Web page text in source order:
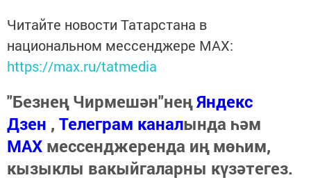
Читайте новости Татарстана в
национальном мессенджере MАХ:
https://max.ru/tatmedia
"Безнең Чирмешән"неңЯндекс
Дзен , Телеграм каналында һәм
МАХ мессенджеренда иң мөһим,
кызыклы вакыйгаларны күзәтегез.